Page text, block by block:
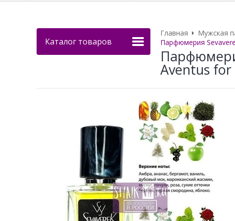
Каталог товаров
Главная Мужская
Парфюмерия
Aventus